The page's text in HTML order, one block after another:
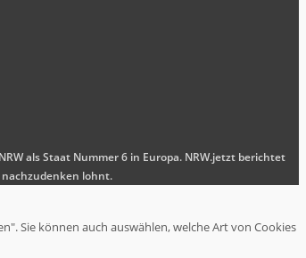
als Staat Nummer 6 in Europa. NRW.jetzt berichtet
nachzudenken lohnt.
Sie können auch auswählen, welche Art von Cookies